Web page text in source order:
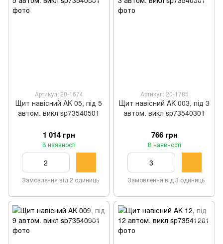
Артикул: 20-1674
Щит навісний AK 05, під 5
автом. викл sp73540501
1 014 грн
В наявності
Замовлення від 2 одиниць
Артикул: 20-1785
Щит навісний AK 003, під 3
автом. викл sp73540301
766 грн
В наявності
Замовлення від 3 одиниць